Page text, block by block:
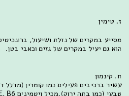
ז. טימין
מסייע במקרים של נזלת ושיעול,
הוא גם יעיל במקרים של גזים וכאבי בטן.
ח. קינמון
עשיר ברכיבים פעילים כמו קומרין (מדלל